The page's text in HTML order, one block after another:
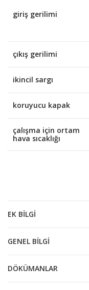
giriş gerilimi
çıkış gerilimi
ikincil sargı
koruyucu kapak
çalışma için ortam
hava sıcaklığı
EK BILGI
GENEL BILGI
DÖKÜMANLAR